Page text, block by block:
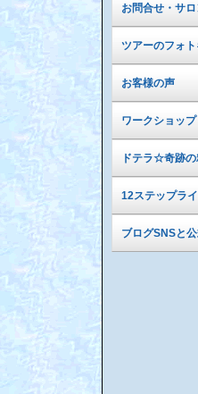
お問合せ・サ
ツアーのフォ
お客様の声
ワークショップ
ドテラ☆奇跡
12ステップラ
ブログSNSと